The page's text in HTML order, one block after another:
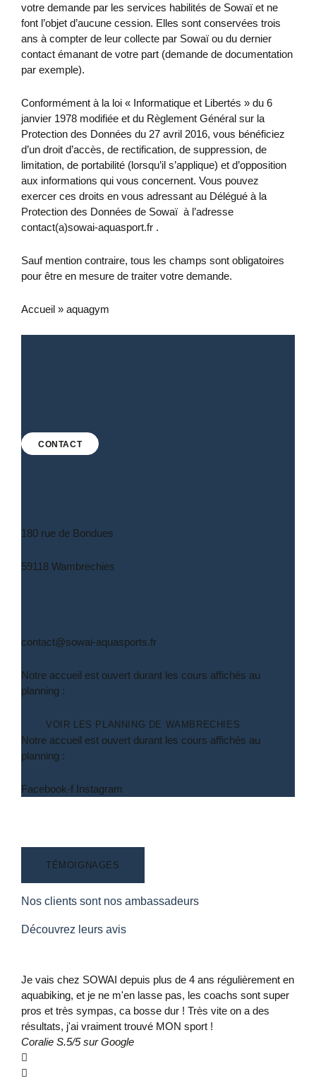
votre demande par les services habilités de Sowaï et ne
font l’objet d’aucune cession. Elles sont conservées trois
ans à compter de leur collecte par Sowaï ou du dernier
contact émanant de votre part (demande de documentation
par exemple).
Conformément à la loi « Informatique et Libertés » du 6
janvier 1978 modifiée et du Règlement Général sur la
Protection des Données du 27 avril 2016, vous bénéficiez
d’un droit d’accès, de rectification, de suppression, de
limitation, de portabilité (lorsqu’il s’applique) et d’opposition
aux informations qui vous concernent. Vous pouvez
exercer ces droits en vous adressant au Délégué à la
Protection des Données de Sowaï à l’adresse
contact(a)sowai-aquasport.fr .
Sauf mention contraire, tous les champs sont obligatoires
pour être en mesure de traiter votre demande.
Accueil » aquagym
CONTACT
180 rue de Bondues
59118 Wambrechies
contact@sowai-aquasports.fr
Notre accueil est ouvert durant les cours affichés au
planning :
VOIR LES PLANNING DE WAMBRECHIES
Notre accueil est ouvert durant les cours affichés au
planning :
Facebook-f Instagram
TÉMOIGNAGES
Nos clients sont nos ambassadeurs
Découvrez leurs avis
Je vais chez SOWAI depuis plus de 4 ans régulièrement en
aquabiking, et je ne m'en lasse pas, les coachs sont super
pros et très sympas, ca bosse dur ! Très vite on a des
résultats, j'ai vraiment trouvé MON sport !
Coralie S.5/5 sur Google